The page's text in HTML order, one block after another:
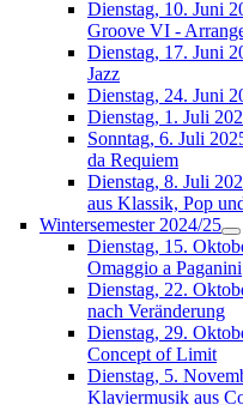
Dienstag, 10. Juni
Groove VI -
Dienstag, 17. Juni
Jazz
Dienstag, 24. Juni
Dienstag, 1. Juli
Sonntag, 6. Juli
da Requiem
Dienstag, 8. Juli
aus Klassik, Pop
Wintersemester 2024/25
Dienstag, 15.
Omaggio a Paganini
Dienstag, 22.
nach Veränderung
Dienstag, 29.
Concept of Limit
Dienstag, 5.
Klaviermusik aus